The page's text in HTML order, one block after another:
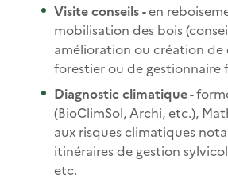
Visite conseils -en
mobilisation des bois
amélioration ou création de
forestier ou de gestionnaire
Diagnostic climatique -
(BioClimSol, Archi, etc.),
aux risques climatiques
itinéraires de gestion
etc.